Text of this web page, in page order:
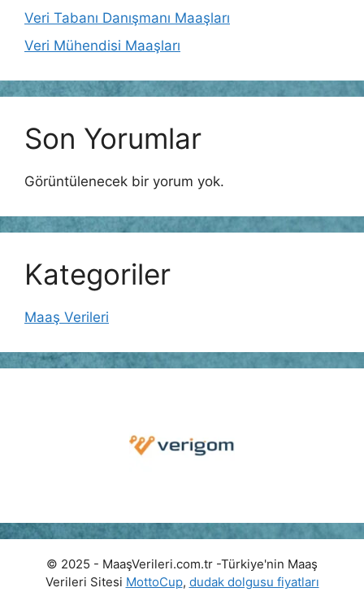
Veri Tabanı Danışmanı Maaşları
Veri Mühendisi Maaşları
Son Yorumlar
Görüntülenecek bir yorum yok.
Kategoriler
Maaş Verileri
© 2025 - MaaşVerileri.com.tr -Türkiye'nin Maaş
Verileri Sitesi MottoCup, dudak dolgusu fiyatları